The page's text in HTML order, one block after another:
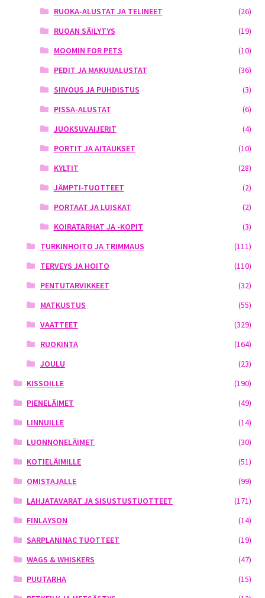
RUOKA-ALUSTAT JA TELINEET
(26)
RUOAN SÄILYTYS
(19)
MOOMIN FOR PETS
(10)
PEDIT JA MAKUUALUSTAT
(36)
SIIVOUS JA PUHDISTUS
(3)
PISSA-ALUSTAT
(6)
JUOKSUVAIJERIT
(4)
PORTIT JA AITAUKSET
(10)
KYLTIT
(28)
JÄMPTI-TUOTTEET
(2)
PORTAAT JA LUISKAT
(2)
KOIRATARHAT JA -KOPIT
(3)
TURKINHOITO JA TRIMMAUS
(111)
TERVEYS JA HOITO
(110)
PENTUTARVIKKEET
(32)
MATKUSTUS
(55)
VAATTEET
(329)
RUOKINTA
(164)
JOULU
(23)
KISSOILLE
(190)
PIENELÄIMET
(49)
LINNUILLE
(14)
LUONNONELÄIMET
(30)
KOTIELÄIMILLE
(51)
OMISTAJALLE
(99)
LAHJATAVARAT JA SISUSTUSTUOTTEET
(171)
FINLAYSON
(14)
SARPLANINAC TUOTTEET
(19)
WAGS & WHISKERS
(47)
PUUTARHA
(15)